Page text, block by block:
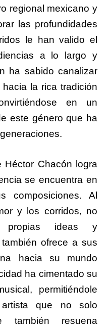
regional mexicano y
las profundidades
le han valido el
a lo largo y
ha sabido canalizar
la rica tradición
en un
este género que ha
Héctor Chacón logra
se encuentra en
composiciones. Al
y los corridos, no
propias ideas y
ofrece a sus
hacia su mundo
ha cimentado su
permitiéndole
que no solo
también resuena